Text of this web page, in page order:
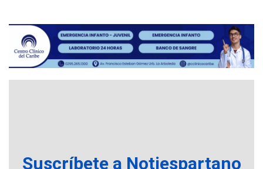
Suscríbete a Notiespartano
5
INTERNACIONALES ÚLTIMA HORA
Hiroshima 81 años de la
debacle atómica. Japón
debate principios no
nucleares
ciudadanía por nacimiento